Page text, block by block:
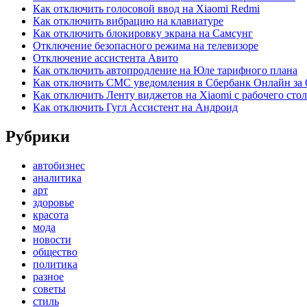
Как отключить голосовой ввод на Xiaomi Redmi
Как отключить вибрацию на клавиатуре
Как отключить блокировку экрана на Самсунг
Отключение безопасного режима на телевизоре
Отключение ассистента Авито
Как отключить автопродление на Юле тарифного плана
Как отключить СМС уведомления в Сбербанк Онлайн за
Как отключить Ленту виджетов на Xiaomi с рабочего
Как отключить Гугл Ассистент на Андроид
Рубрики
автобизнес
аналитика
арт
здоровье
красота
мода
новости
общество
политика
разное
советы
стиль